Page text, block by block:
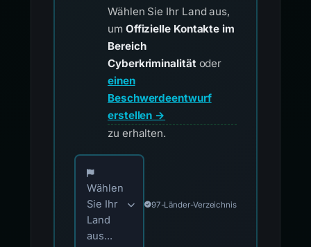
Wählen Sie Ihr Land aus,
um Offizielle Kontakte im
Bereich
Cyberkriminalitätoder
einen
Beschwerdeentwurf
erstellen →
zu erhalten.
Wählen Sie Ihr Land für offizielle
Wählen
Sie Ihr
Land
aus...
97-Länder-Verzeichnis